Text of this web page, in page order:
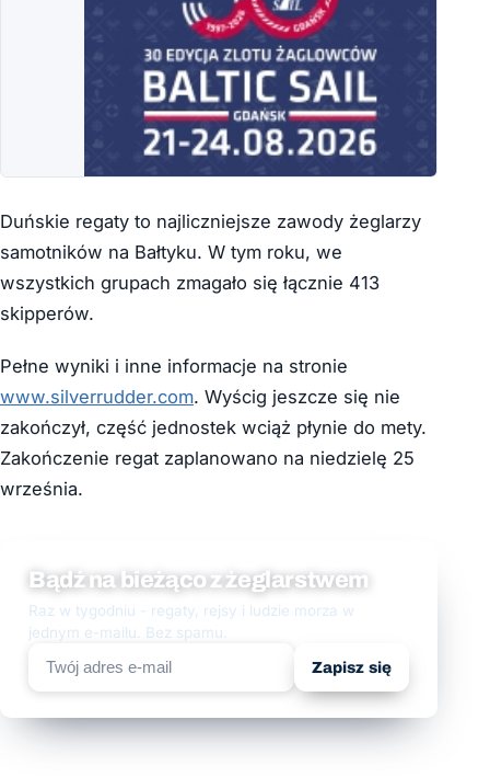
Duńskie regaty to najliczniejsze zawody żeglarzy
samotników na Bałtyku. W tym roku, we
wszystkich grupach zmagało się łącznie 413
skipperów.
Pełne wyniki i inne informacje na stronie
www.silverrudder.com. Wyścig jeszcze się nie
zakończył, część jednostek wciąż płynie do mety.
Zakończenie regat zaplanowano na niedzielę 25
września.
Bądź na bieżąco z żeglarstwem
Raz w tygodniu - regaty, rejsy i ludzie morza w
jednym e-mailu. Bez spamu.
Zapisz się